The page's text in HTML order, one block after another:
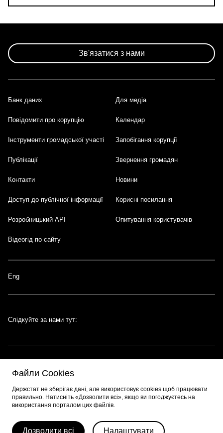
Зв'язатися з нами
Footer
Банк даних Для медіа
Повідомити про корупцію Календар
Інструменти громадської участі Запобігання корупції
Публікації Звернення громадян
Контакти Новини
Доступ до публічної інформації Корисні посилання
Розробницький API Опитування користувачів
Відеогід по сайту
Eng
Портал створено за підтримки швейцарсько-української програми
що реалізуєтьсяФондом Східна Європа. Розробник порталу:EPAM.
© 2026 Весь контент доступний за ліцензією
Слідкуйте за нами тут:
Файли Cookies
Держстат не зберігає дані, але використовує cookies щоб працювати
правильно. Натисніть «Дозволити всі», якщо ви погоджуєтесь на
використання порталом цих файлів.
Дозволити всі Налаштувати